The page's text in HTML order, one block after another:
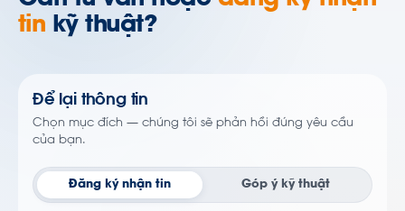
tin kỹ thuật?
Để lại thông tin
Chọn mục đích — chúng tôi sẽ phản hồi đúng yêu cầu
của bạn.
Đăng ký nhận tin Góp ý kỹ thuật